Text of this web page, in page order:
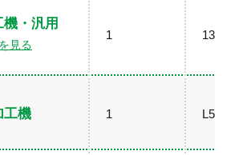
機・汎用
見る
1
工機 1 L5600